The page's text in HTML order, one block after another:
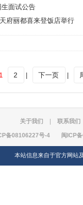
面试公告
府丽都喜来登饭店举行
1 2 | 下一页 |
关于我们 联系我们
备08106227号-4 闽ICP
本站信息来自于官方网站